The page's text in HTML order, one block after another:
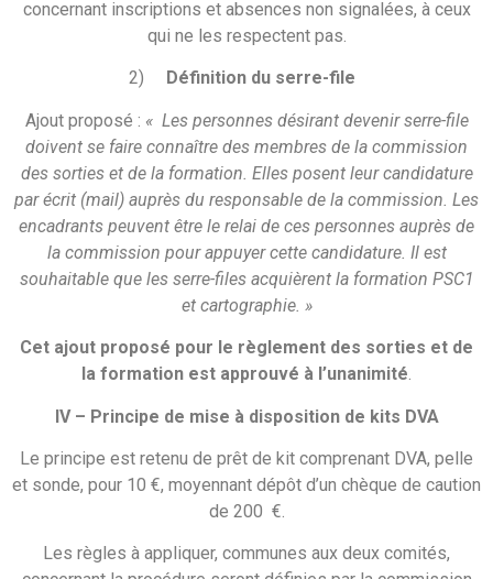
concernant inscriptions et absences non signalées, à ceux
qui ne les respectent pas.
2) Définition du serre-file
Ajout proposé : « Les personnes désirant devenir serre-file
doivent se faire connaître des membres de la commission
des sorties et de la formation. Elles posent leur candidature
par écrit (mail) auprès du responsable de la commission. Les
encadrants peuvent être le relai de ces personnes auprès de
la commission pour appuyer cette candidature. Il est
souhaitable que les serre-files acquièrent la formation PSC1
et cartographie. »
Cet ajout proposé pour le règlement des sorties et de
la formation est approuvé à l’unanimité.
IV – Principe de mise à disposition de kits DVA
Le principe est retenu de prêt de kit comprenant DVA, pelle
et sonde, pour 10 €, moyennant dépôt d’un chèque de caution
de 200 €.
Les règles à appliquer, communes aux deux comités,